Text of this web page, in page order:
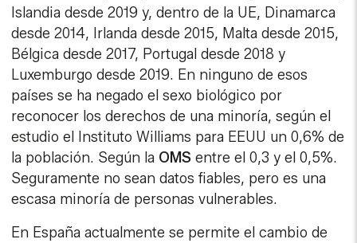
Islandia desde 2019 y, dentro de la UE, Dinamarca
desde 2014, Irlanda desde 2015, Malta desde 2015,
Bélgica desde 2017, Portugal desde 2018 y
Luxemburgo desde 2019. En ninguno de esos
países se ha negado el sexo biológico por
reconocer los derechos de una minoría, según el
estudio el Instituto Williams para EEUU un 0,6% de
la población. Según la OMS entre el 0,3 y el 0,5%.
Seguramente no sean datos fiables, pero es una
escasa minoría de personas vulnerables.
En España actualmente se permite el cambio de